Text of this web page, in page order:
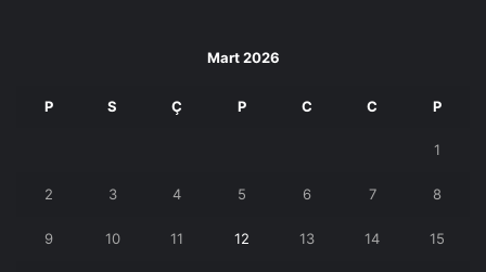
Mart 2026
P S Ç P C C P
1
2 3 4 5 6 7 8
9 10 11 12 13 14 15